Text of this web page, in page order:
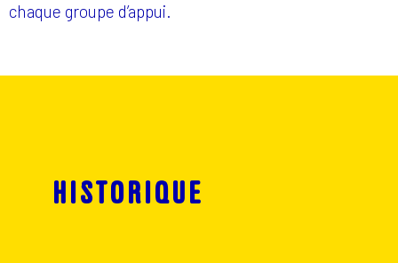
chaque groupe d’appui.
HISTORIQUE